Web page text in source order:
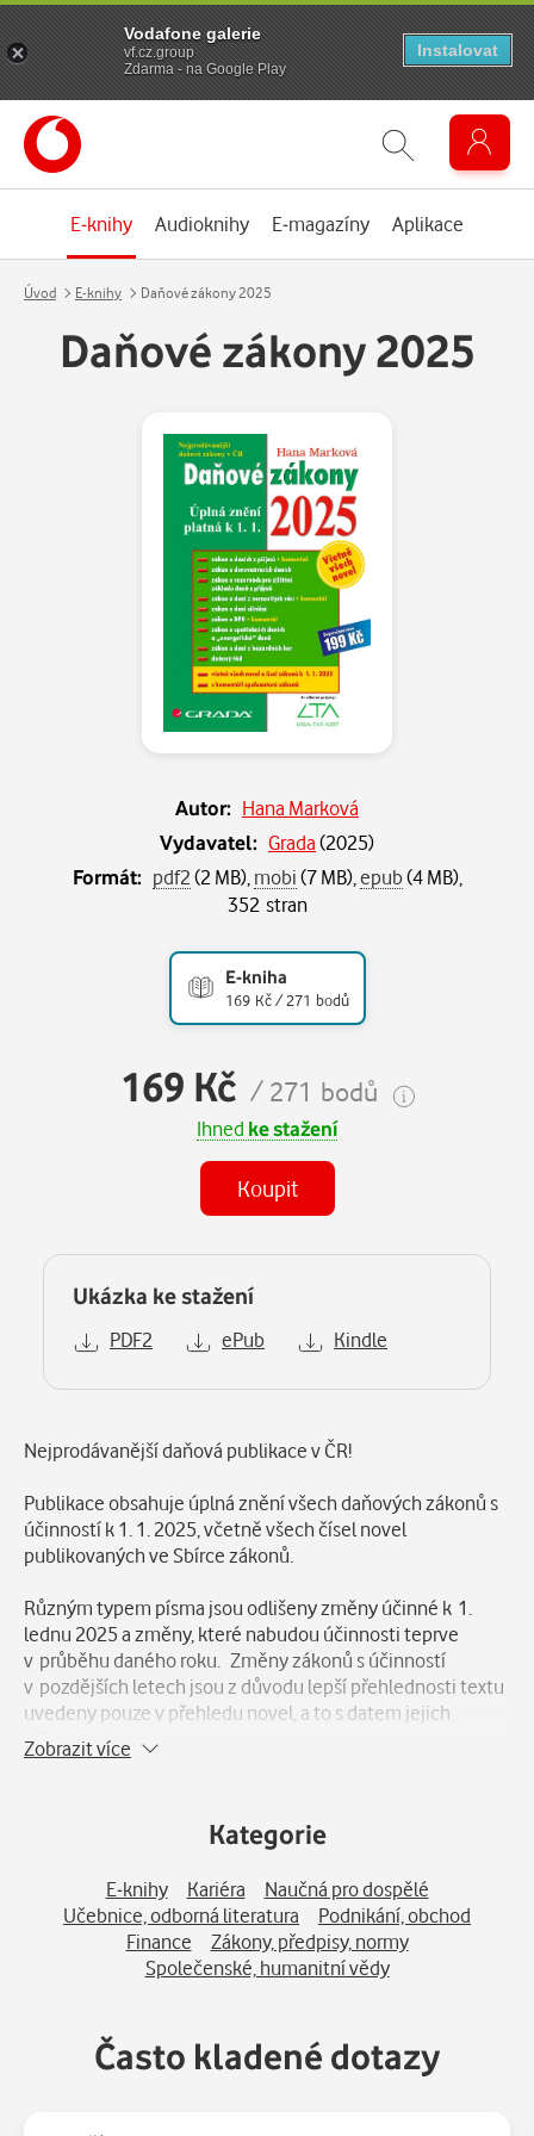
E-knihy Audioknihy E-magazíny Aplikace
Úvod E-knihy Daňové zákony 2025
Daňové zákony 2025
Autor: Hana Marková
Vydavatel: Grada(2025)
Formát: pdf2(2 MB),mobi(7 MB),epub(4 MB),
352 stran
E-kniha
169 Kč / 271 bodů
169 Kč / 271 bodů
Ihned ke stažení
Koupit
Ukázka ke stažení
PDF2 ePub Kindle
Popis
Nejprodávanější daňová publikace v ČR!
Publikace obsahuje úplná znění všech daňových zákonů s
účinností k 1. 1. 2025, včetně všech čísel novel
publikovaných ve Sbírce zákonů.
Různým typem písma jsou odlišeny změny účinné k 1.
lednu 2025 a změny, které nabudou účinnosti teprve
v průběhu daného roku. Změny zákonů s účinností
v pozdějších letech jsou z důvodu lepší přehlednosti textu
uvedeny pouze v přehledu novel, a to s datem jejich
účinnosti.
základu daně z příjmů, zákon o dani z nemovitých věcí,
daních, vybraná ustanovení zákona o stabilizaci veřejných
rozpočtů, upravující tři energetické daně, a zákon o dani z
hazardních her. Procesní ustanovení daňových zákonů jsou
obsahem zařazeného daňového řádu.
během roku 2024 a jsou účinné od počátku roku 2025, je
Zobrazit více
Kategorie
E-knihy Kariéra
Naučná pro dospělé
Učebnice, odborná literatura
Podnikání, obchod
Finance
Zákony, předpisy, normy
Společenské, humanitní vědy
Často kladené dotazy
Vodafone galerie
vf.cz.group
Zdarma - na Google Play
Instalovat